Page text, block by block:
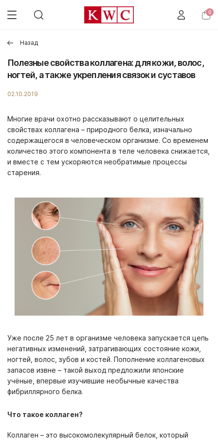
0
Назад
Полезные свойства коллагена: для кожи, волос,
ногтей, а также укрепления связок и суставов
02.10.2019
Многие врачи охотно рассказывают о целительных
свойствах коллагена – природного белка, изначально
содержащегося в человеческом организме. Со временем
количество этого компонента в теле человека снижается,
и вместе с тем ускоряются необратимые процессы
старения.
Уже после 25 лет в организме человека запускается цепь
негативных изменений, затрагивающих состояние кожи,
ногтей, волос, зубов и костей. Пополнение коллагеновых
запасов извне – такой выход предложили японские
учёные, впервые изучившие необычные качества
фибриллярного белка.
Что такое коллаген?
Коллаген – это высокомолекулярный белок, который